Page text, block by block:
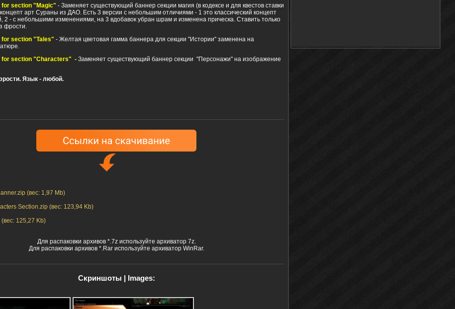
section "Magic" - Заменяет существующий баннер секции магия (в кодексе и для квестов ставки
арт Сураны из ДАО. Есть 3 версии с небольшим отличиями - 1 это классический концепт
2 - с небольшими изменениями, на 3 вдобавок убран шрам и изменена прическа. Ставить только
фрости.
section "Tales" - Желтая цветовая гамма баннера для секции "Истории" заменена на
for section "Characters" - Заменяет существующий баннер секции "Персонажи" на изображение
Язык - любой.
(вес: 1,97 Mb)
Section.zip (вес: 123,94 Kb)
125,27 Kb)
Для распаковки архивов *.7z используйте архиватор 7z.
Для распаковки архивов *.Rar используйте архиватор WinRar.
Скриншоты | Images: